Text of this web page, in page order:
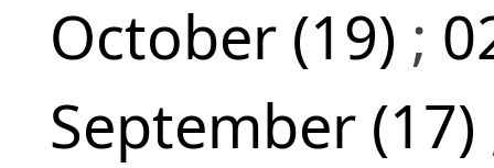
October (19) ;
September (17)